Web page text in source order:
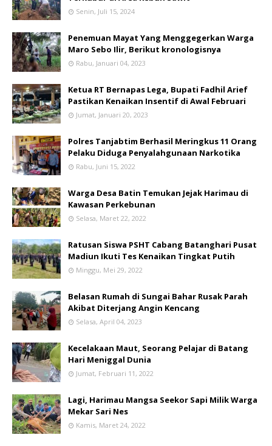
Senin, Juli 15, 2024
Penemuan Mayat Yang Menggegerkan Warga
Maro Sebo Ilir, Berikut kronologisnya
Rabu, Januari 04, 2023
Ketua RT Bernapas Lega, Bupati Fadhil Arief
Pastikan Kenaikan Insentif di Awal Februari
Jumat, Januari 20, 2023
Polres Tanjabtim Berhasil Meringkus 11 Orang
Pelaku Diduga Penyalahgunaan Narkotika
Rabu, Juni 15, 2022
Warga Desa Batin Temukan Jejak Harimau di
Kawasan Perkebunan
Selasa, Maret 22, 2022
Ratusan Siswa PSHT Cabang Batanghari Pusat
Madiun Ikuti Tes Kenaikan Tingkat Putih
Minggu, Mei 29, 2022
Belasan Rumah di Sungai Bahar Rusak Parah
Akibat Diterjang Angin Kencang
Selasa, April 04, 2023
Kecelakaan Maut, Seorang Pelajar di Batang
Hari Meniggal Dunia
Jumat, Februari 11, 2022
Lagi, Harimau Mangsa Seekor Sapi Milik Warga
Mekar Sari Nes
Kamis, Maret 24, 2022